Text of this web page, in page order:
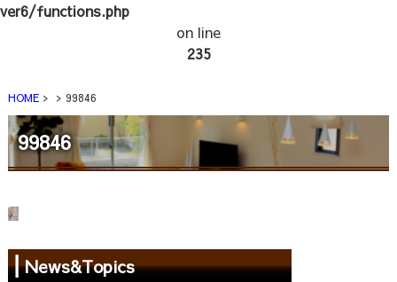
ver6/functions.php
on line
235
HOME 99846
99846
News&Topics